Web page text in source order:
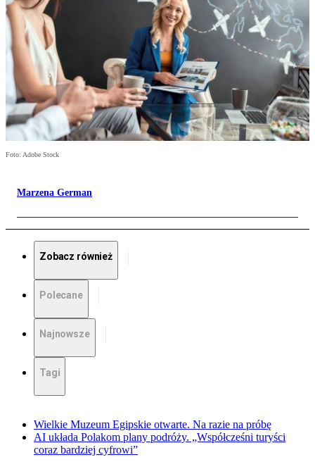
Foto: Adobe Stock
Marzena German
Zobacz również
Polecane
Najnowsze
Tagi
Wielkie Muzeum Egipskie otwarte. Na razie na próbę
AI układa Polakom plany podróży. „Współcześni turyści
coraz bardziej cyfrowi”